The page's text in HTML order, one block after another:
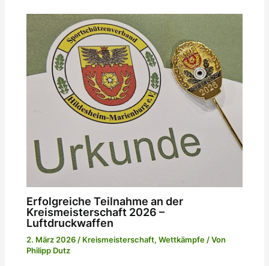
Erfolgreiche Teilnahme an der
Kreismeisterschaft 2026 –
Luftdruckwaffen
2. März 2026/ Kreismeisterschaft,Wettkämpfe / Von
Philipp Dutz